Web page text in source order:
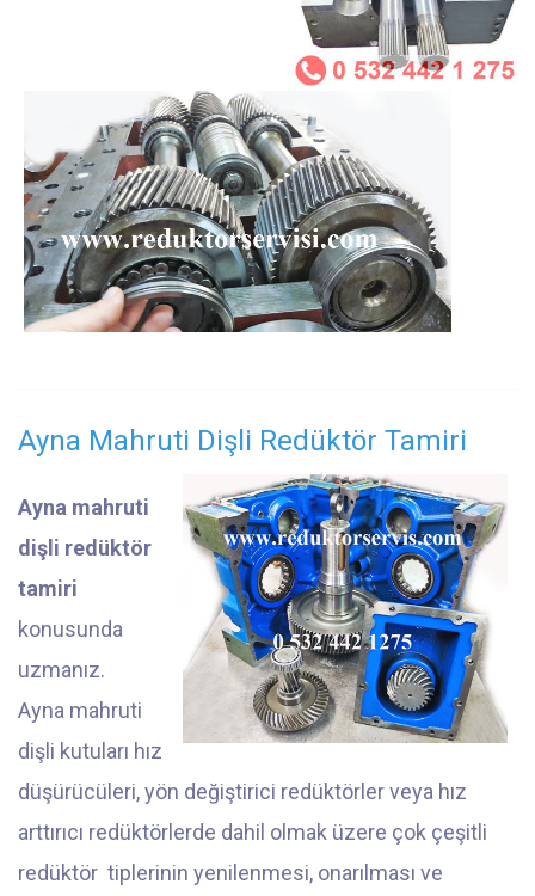
Ayna Mahruti Dişli Redüktör Tamiri
Ayna mahruti
dişli redüktör
tamiri
konusunda
uzmanız.
Ayna mahruti
dişli kutuları hız
düşürücüleri, yön değiştirici redüktörler veya hız
arttırıcı redüktörlerde dahil olmak üzere çok çeşitli
redüktör tiplerinin yenilenmesi, onarılması ve